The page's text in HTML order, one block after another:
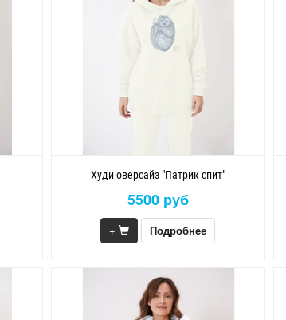
Худи оверсайз "Патрик спит"
5500 руб
+ Подробнее